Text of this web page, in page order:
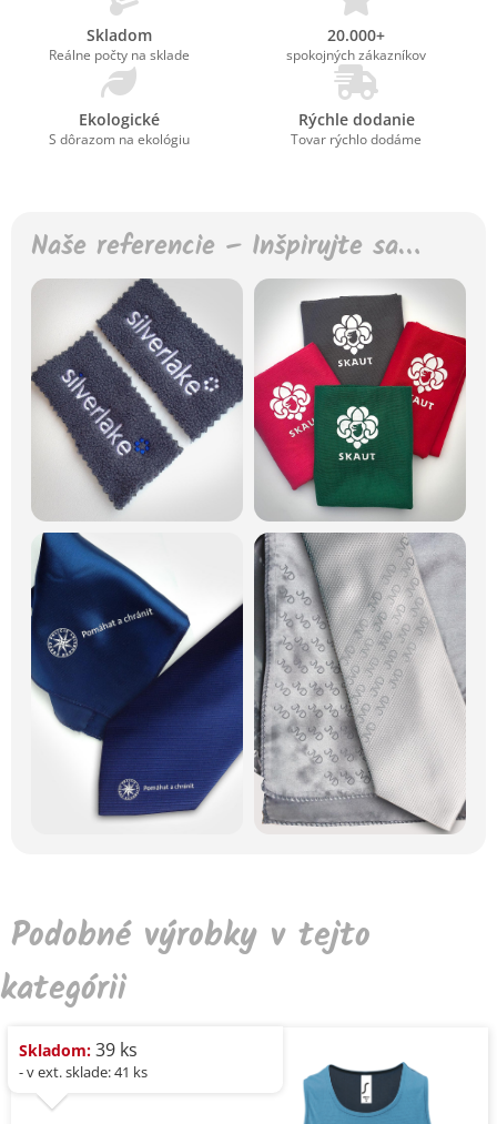
Skladom
Reálne počty na sklade
20.000+
spokojných zákazníkov
Ekologické
S dôrazom na ekológiu
Rýchle dodanie
Tovar rýchlo dodáme
Naše referencie – Inšpirujte sa…
Podobné výrobky v tejto
kategórii
Skladom: 39 ks
- v ext. sklade: 41 ks